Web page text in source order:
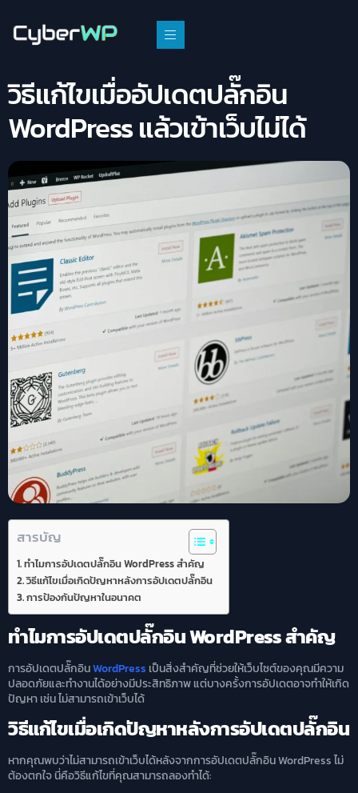
วิธีแก้ไขเมื่ออัปเดตปลั๊กอิน
WordPress แล้วเข้าเว็บไม่ได้
สารบัญ
ทำไมการอัปเดตปลั๊กอิน WordPress สำคัญ
วิธีแก้ไขเมื่อเกิดปัญหาหลังการอัปเดตปลั๊กอิน
การป้องกันปัญหาในอนาคต
ทำไมการอัปเดตปลั๊กอิน WordPress สำคัญ
การอัปเดตปลั๊กอินWordPress เป็นสิ่งสำคัญที่ช่วยให้เว็บไซต์ของคุณมีความ
ปลอดภัยและทำงานได้อย่างมีประสิทธิภาพ แต่บางครั้งการอัปเดตอาจทำให้เกิด
ปัญหา เช่น ไม่สามารถเข้าเว็บได้
วิธีแก้ไขเมื่อเกิดปัญหาหลังการอัปเดตปลั๊กอิน
หากคุณพบว่าไม่สามารถเข้าเว็บได้หลังจากการอัปเดตปลั๊กอิน WordPress ไม่
ต้องตกใจ นี่คือวิธีแก้ไขที่คุณสามารถลองทำได้: